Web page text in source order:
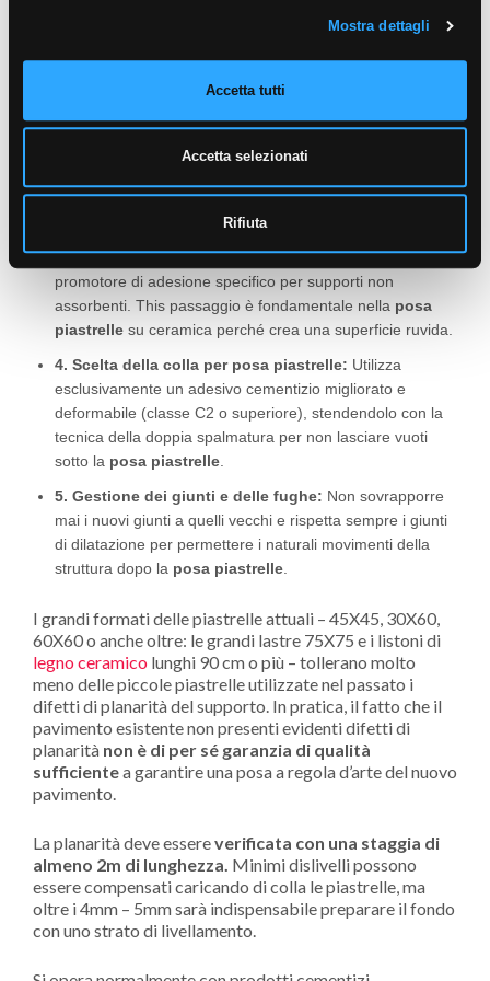
Mostra dettagli
Accetta tutti
Accetta selezionati
Rifiuta
vecchia superficie con un detergente sgrassante forte
sporco o cera che impedirebbe alla colla di fare presa
posa piastrelle.
2. Test di adesione del supporto:Battezza il vecchio
pavimento piastrella per piastrella. Se alcune parti si
una malta da ripristino per preparare la base allaposa
3. Applicazione del Primer aggrappante:Stendi un
promotore di adesione specifico per supporti non
assorbenti. This passaggio è fondamentale nella posa
piastrelle su ceramica perché crea una superficie ruvida.
4. Scelta della colla per posa piastrelle: Utilizza
esclusivamente un adesivo cementizio migliorato e
deformabile (classe C2 o superiore), stendendolo con la
tecnica della doppia spalmatura per non lasciare vuoti
sotto la posa piastrelle
5. Gestione dei giunti e delle fughe: Non sovrapporre
mai i nuovi giunti a quelli vecchi e rispetta sempre i giunti
di dilatazione per permettere i naturali movimenti della
struttura dopo la posa piastrelle
I grandi formati delle piastrelle attuali – 45X45, 30X60,
60X60 o anche oltre: le grandi lastre 75X75 e i listoni di
legno ceramico lunghi 90 cm o più – tollerano molto
meno delle piccole piastrelle utilizzate nel passato i
difetti di planarità del supporto. In pratica, il fatto che il
pavimento esistente non presenti evidenti difetti di
planarità non è di per sé garanzia di qualità
sufficientea garantire una posa a regola d’arte del nuovo
pavimento.
La planarità deve essereverificata con una staggia di
almeno 2m di lunghezza. Minimi dislivelli possono
essere compensati caricando di colla le piastrelle, ma
oltre i 4mm – 5mm sarà indispensabile preparare il fondo
con uno strato di livellamento.